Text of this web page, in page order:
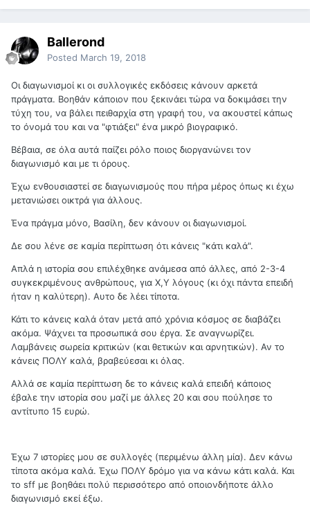
Ballerond
Posted March 19, 2018
Οι διαγωνισμοί κι οι συλλογικές εκδόσεις κάνουν αρκετά
πράγματα. Βοηθάν κάποιον που ξεκινάει τώρα να δοκιμάσει την
τύχη του, να βάλει πειθαρχία στη γραφή του, να ακουστεί κάπως
το όνομά του και να "φτιάξει" ένα μικρό βιογραφικό.
Βέβαια, σε όλα αυτά παίζει ρόλο ποιος διοργανώνει τον
διαγωνισμό και με τι όρους.
Έχω ενθουσιαστεί σε διαγωνισμούς που πήρα μέρος όπως κι έχω
μετανιώσει οικτρά για άλλους.
Ένα πράγμα μόνο, Βασίλη, δεν κάνουν οι διαγωνισμοί.
Δε σου λένε σε καμία περίπτωση ότι κάνεις "κάτι καλά".
Απλά η ιστορία σου επιλέχθηκε ανάμεσα από άλλες, από 2-3-4
συγκεκριμένους ανθρώπους, για Χ,Υ λόγους (κι όχι πάντα επειδή
ήταν η καλύτερη). Αυτο δε λέει τίποτα.
Κάτι το κάνεις καλά όταν μετά από χρόνια κόσμος σε διαβάζει
ακόμα. Ψάχνει τα προσωπικά σου έργα. Σε αναγνωρίζει.
Λαμβάνεις σωρεία κριτικών (και θετικών και αρνητικών). Αν το
κάνεις ΠΟΛΥ καλά, βραβεύεσαι κι όλας.
Αλλά σε καμία περίπτωση δε το κάνεις καλά επειδή κάποιος
έβαλε την ιστορία σου μαζί με άλλες 20 και σου πούλησε το
αντίτυπο 15 ευρώ.
Έχω 7 ιστορίες μου σε συλλογές (περιμένω άλλη μία). Δεν κάνω
τίποτα ακόμα καλά. Έχω ΠΟΛΥ δρόμο για να κάνω κάτι καλά. Και
το sff με βοηθάει πολύ περισσότερο από οποιονδήποτε άλλο
διαγωνισμό εκεί έξω.